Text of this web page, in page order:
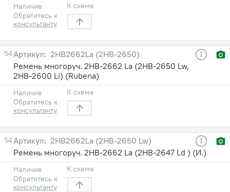
Наличие
Обратитесь к
консультанту
К схеме
54
2HB2662La (2НВ-2650)
Ремень многоруч. 2НВ-2662 La (2НВ-2650 Lw,
2НВ-2600 Li) (Rubena)
Наличие
Обратитесь к
консультанту
К схеме
54
2HB2662La (2НВ-2650 Lw)
Ремень многоруч. 2НВ-2662 La (2НВ-2647 Ld ) (И.)
Наличие
Обратитесь к
консультанту
К схеме